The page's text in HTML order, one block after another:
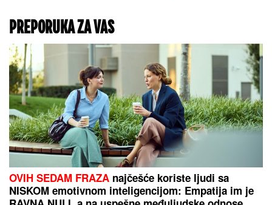
"Samo mi fali da mi ta
kuća izgori" Mala Cana
SAHRANILA MUŽA, a
sada STRAHUJE po svoju
bezbednost: "JOŠ TO DA
ME SNAĐE"